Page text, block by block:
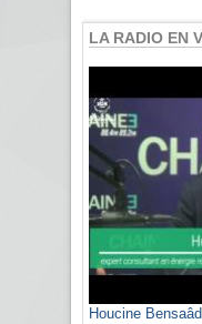
LA RADIO EN
Houcine